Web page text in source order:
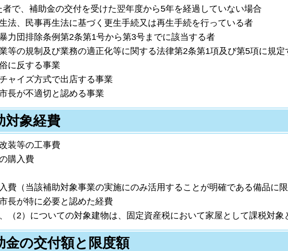
で、補助金の交付を受けた翌年度から5年を経過していない場合
生法、民事再生法に基づく更生手続又は再生手続を行っている者
暴力団排除条例第2条第1号から第3号までに該当する者
業等の規制及び業務の適正化等に関する法律第2条第1項及び第5項に規
に反する事業
ャイズ方式で出店する事業
長が不適切と認める事業
対象経費
装等の工事費
購入費
入費（当該補助対象事業の実施にのみ活用することが明確である備品に
長が特に必要と認めた経費
（2）についての対象建物は、固定資産税において家屋として課税対象
金の交付額と限度額